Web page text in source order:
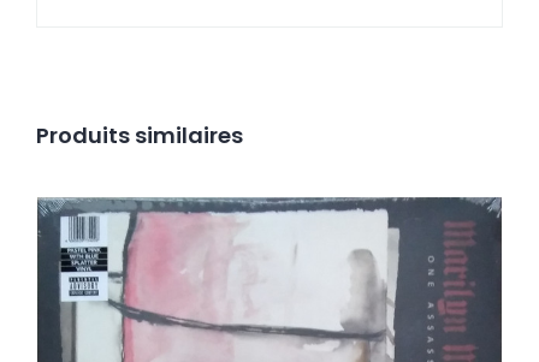
Produits similaires
Marilyn Manson – One Assassination Under God
LP _ NEUF/NEW
Ajouter au panier Détails